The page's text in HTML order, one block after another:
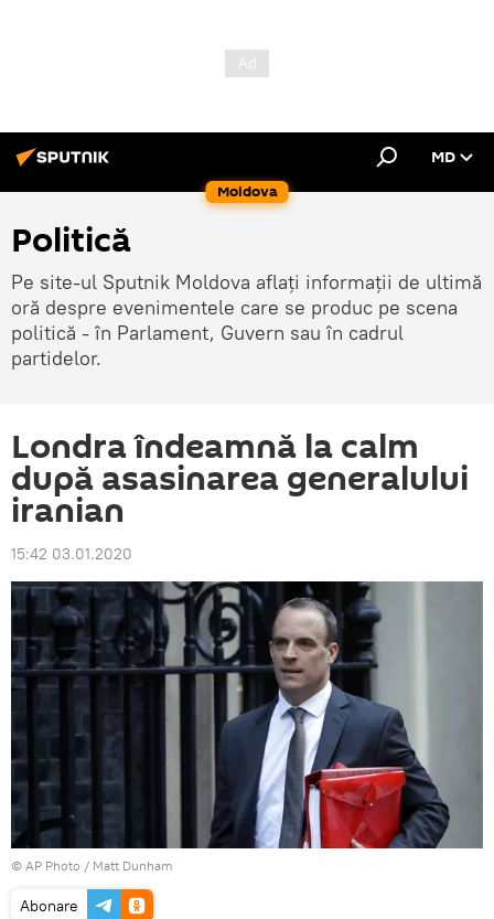
Moldova
MD
Politică
Pe site-ul Sputnik Moldova aflați informații de ultimă
oră despre evenimentele care se produc pe scena
politică - în Parlament, Guvern sau în cadrul
partidelor.
Londra îndeamnă la calm
după asasinarea generalului
iranian
15:42 03.01.2020
© AP Photo / Matt Dunham
Abonare